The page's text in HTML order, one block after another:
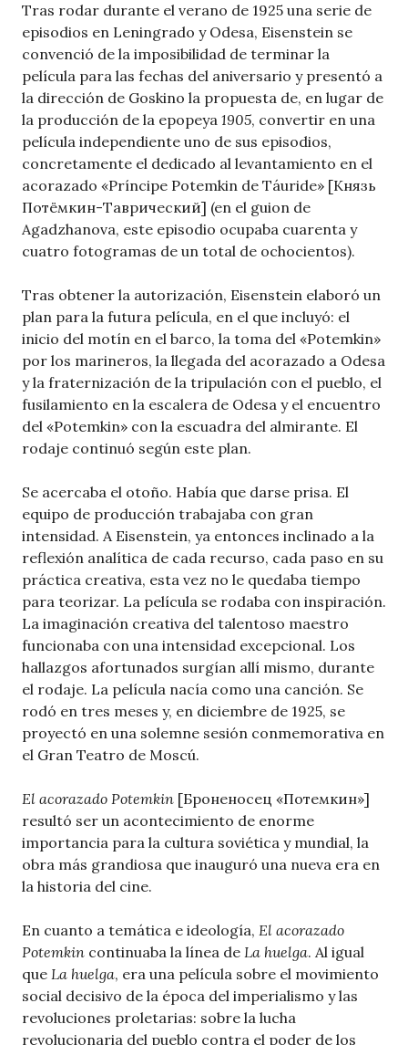
Tras rodar durante el verano de 1925 una serie de
episodios en Leningrado y Odesa, Eisenstein se
convenció de la imposibilidad de terminar la
película para las fechas del aniversario y presentó a
la dirección de Goskino la propuesta de, en lugar de
la producción de la epopeya 1905, convertir en una
película independiente uno de sus episodios,
concretamente el dedicado al levantamiento en el
acorazado «Príncipe Potemkin de Táuride» [Князь
Потёмкин-Таврический] (en el guion de
Agadzhanova, este episodio ocupaba cuarenta y
cuatro fotogramas de un total de ochocientos).
Tras obtener la autorización, Eisenstein elaboró un
plan para la futura película, en el que incluyó: el
inicio del motín en el barco, la toma del «Potemkin»
por los marineros, la llegada del acorazado a Odesa
y la fraternización de la tripulación con el pueblo, el
fusilamiento en la escalera de Odesa y el encuentro
del «Potemkin» con la escuadra del almirante. El
rodaje continuó según este plan.
Se acercaba el otoño. Había que darse prisa. El
equipo de producción trabajaba con gran
intensidad. A Eisenstein, ya entonces inclinado a la
reflexión analítica de cada recurso, cada paso en su
práctica creativa, esta vez no le quedaba tiempo
para teorizar. La película se rodaba con inspiración.
La imaginación creativa del talentoso maestro
funcionaba con una intensidad excepcional. Los
hallazgos afortunados surgían allí mismo, durante
el rodaje. La película nacía como una canción. Se
rodó en tres meses y, en diciembre de 1925, se
proyectó en una solemne sesión conmemorativa en
el Gran Teatro de Moscú.
El acorazado Potemkin [Броненосец «Потемкин»]
resultó ser un acontecimiento de enorme
importancia para la cultura soviética y mundial, la
obra más grandiosa que inauguró una nueva era en
la historia del cine.
En cuanto a temática e ideología, El acorazado
Potemkin continuaba la línea de La huelga. Al igual
que La huelga, era una película sobre el movimiento
social decisivo de la época del imperialismo y las
revoluciones proletarias: sobre la lucha
revolucionaria del pueblo contra el poder de los